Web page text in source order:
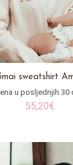
sweatshirt
u posljednjih 30
55,20€